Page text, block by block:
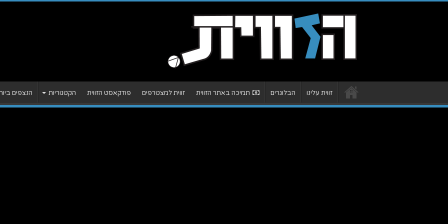
זווית עלינו הבלוגרים תמיכה באתר הזווית זווית למצטרפים פודקאסט הזווית הקטגוריות הנצפים